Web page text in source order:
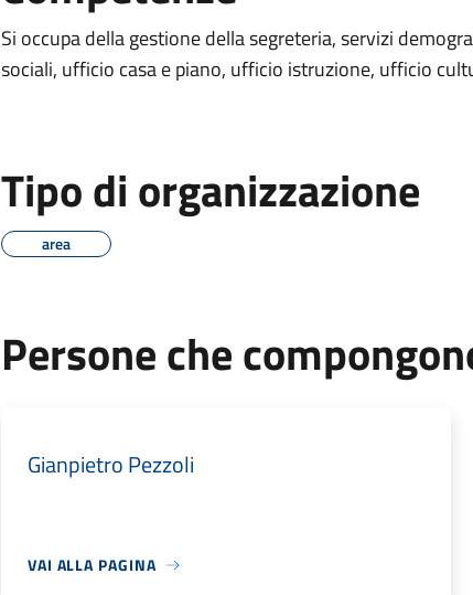
Si occupa della gestione della segreteria, servizi
sociali, ufficio casa e piano, ufficio istruzione, ufficio
Tipo di organizzazione
area
Persone che
Gianpietro Pezzoli
VAI ALLA PAGINA